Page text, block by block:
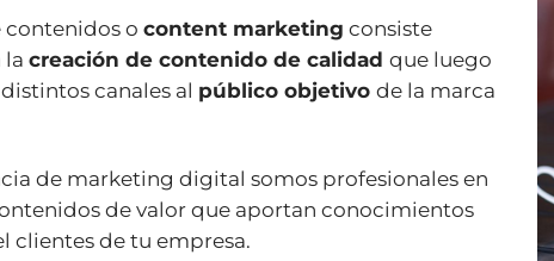
contenidos o content marketing consiste
la creación de contenido de calidad que luego
canales al público objetivo de la marca
de marketing digital somos profesionales en
de valor que aportan conocimientos
clientes de tu empresa.